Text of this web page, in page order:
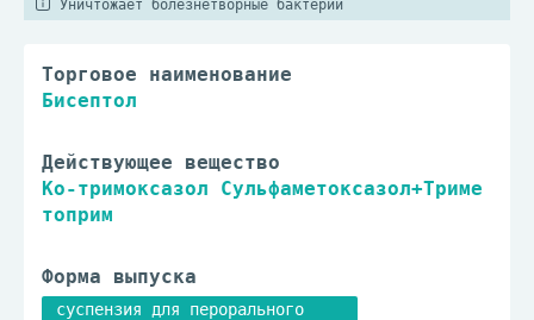
Уничтожает болезнетворные бактерии
Торговое наименование
Бисептол
Действующее вещество
Ко-тримоксазол Сульфаметоксазол+Триме
топрим
Форма выпуска
суспензия для перорального